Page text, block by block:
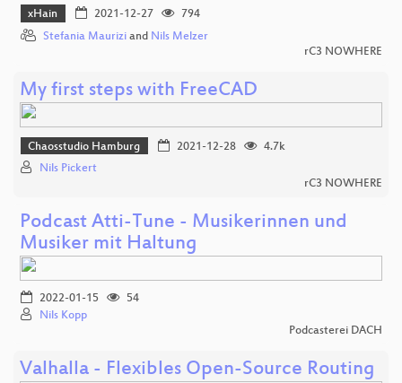
xHain 2021-12-27
794
Stefania Maurizi and Nils Melzer
rC3 NOWHERE
My first steps with FreeCAD
Chaosstudio Hamburg 2021-12-28
4.7k
Nils Pickert
rC3 NOWHERE
Podcast Atti-Tune - Musikerinnen und
Musiker mit Haltung
2022-01-15
54
Nils Kopp
Podcasterei DACH
Valhalla - Flexibles Open-Source Routing